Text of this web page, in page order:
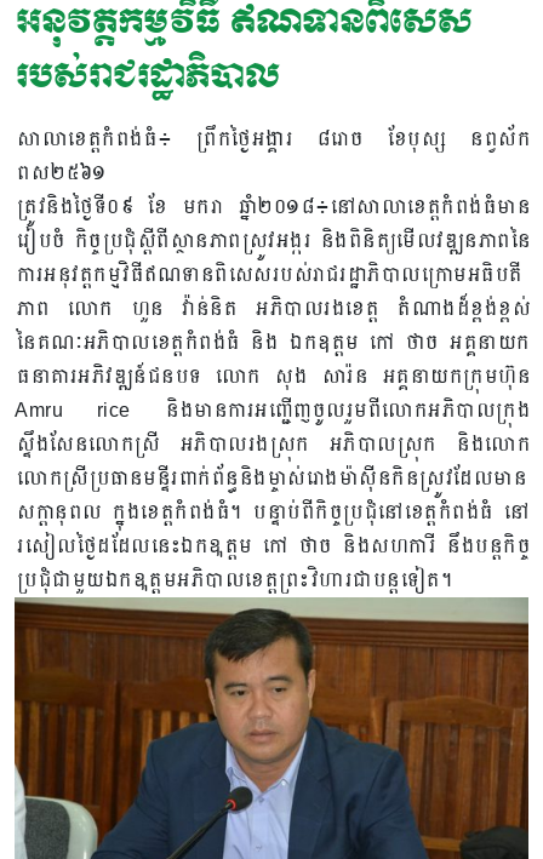
អនុវត្តកម្មវិធី ឥណទានពិសេស
របស់រាជរដ្ឋាភិបាល
សាលាខេត្តកំពង់ធំ៖ ព្រឹកថ្ងៃអង្គារ ៨រោច ខែបុស្ស នព្វស័ក
ពស២៥៦១
ត្រូវនិងថ្ងៃទី០៩ ខែ មករា ឆ្នាំ២០១៨៖នៅសាលាខេត្តកំពង់ធំមាន
រៀបចំ កិច្ចប្រជុំស្តីពីស្ថានភាពស្រូវអង្ករ និងពិនិត្យមើលវឌ្ឍនភាពនៃ
ការអនុវត្តកម្មវិធីឥណទានពិសេសរបស់រាជរដ្ឋាភិបាលក្រោមអធិបតី
ភាព លោក ហួន វ៉ាន់និត អភិបាលរងខេត្ត តំណាងដ៏ខ្ពង់ខ្ពស់
នៃគណៈអភិបាលខេត្តកំពង់ធំ និង ឯកឧត្តម កៅ ថាច អគ្គនាយក
ធនាគារអភិវឌ្ឍន៍ជនបទ លោក សុង សារ៉ន អគ្គនាយកក្រុមហ៊ុន
Amru rice និងមានការអញ្ជើញចូលរួមពីលោកអភិបាលក្រុង
ស្ទឹងសែនលោកស្រី អភិបាលរងស្រុក
អភិបាលស្រុក និងលោក
លោកស្រីប្រធានមន្ទីរពាក់ព័ន្ធនិងម្ចាស់រោងម៉ាស៊ីនកិនស្រូវដែលមាន
សក្តានុពល ក្នុងខេត្តកំពង់ធំ។ បន្ទាប់ពីកិច្ចប្រជំុនៅខេត្តកំពង់ធំ នៅ
រសៀលថ្ងៃដដែលនេះឯកឩត្តម កៅ ថាច និងសហការី នឹងបន្តកិច្ច
ប្រជំុជាមួយឯកឩត្តមអភិបាលខេត្តព្រះវិហារជាបន្តទៀត។